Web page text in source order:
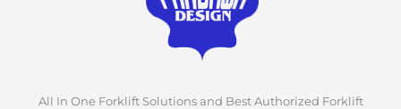
All In One Forklift Solutions and Best Authorized Forklift